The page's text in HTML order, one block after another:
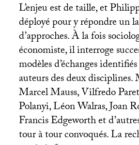
L’enjeu est de taille, et
déployé pour y répondre un
d’approches. À la fois
économiste, il interroge
modèles d’échanges
auteurs des deux disciplines.
Marcel Mauss, Vilfredo
Polanyi, Léon Walras, Joan
Francis Edgeworth et
tour à tour convoqués. La